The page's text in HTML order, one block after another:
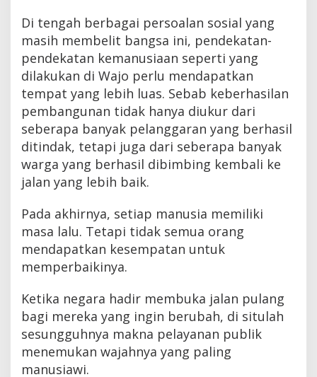
Di tengah berbagai persoalan sosial yang
masih membelit bangsa ini, pendekatan-
pendekatan kemanusiaan seperti yang
dilakukan di Wajo perlu mendapatkan
tempat yang lebih luas. Sebab keberhasilan
pembangunan tidak hanya diukur dari
seberapa banyak pelanggaran yang berhasil
ditindak, tetapi juga dari seberapa banyak
warga yang berhasil dibimbing kembali ke
jalan yang lebih baik.
Pada akhirnya, setiap manusia memiliki
masa lalu. Tetapi tidak semua orang
mendapatkan kesempatan untuk
memperbaikinya.
Ketika negara hadir membuka jalan pulang
bagi mereka yang ingin berubah, di situlah
sesungguhnya makna pelayanan publik
menemukan wajahnya yang paling
manusiawi.